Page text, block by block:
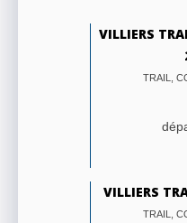
VILLIERS
TRAIL,
VILLIERS
TRAIL,